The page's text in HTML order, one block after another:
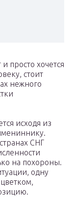
просто хочется
стоит
нежного
исходя из
СНГ
на похороны.
одну